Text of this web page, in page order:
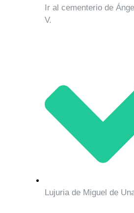
Ir al cementerio de
V.
Lujuria de Miguel de